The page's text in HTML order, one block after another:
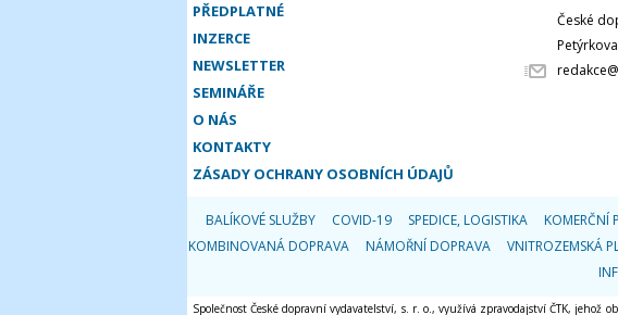
PŘEDPLATNÉ
INZERCE
NEWSLETTER
SEMINÁŘE
O NÁS
KONTAKTY
ZÁSADY OCHRANY OSOBNÍCH ÚDAJŮ
České
BALÍKOVÉ SLUŽBY COVID-19 SPEDICE, LOGISTIKA KOMERČNÍ
KOMBINOVANÁ DOPRAVA
NÁMOŘNÍ DOPRAVA VNITROZEMSKÁ
Společnost České dopravní vydavatelství, s. r. o., využívá zpravodajství ČTK,